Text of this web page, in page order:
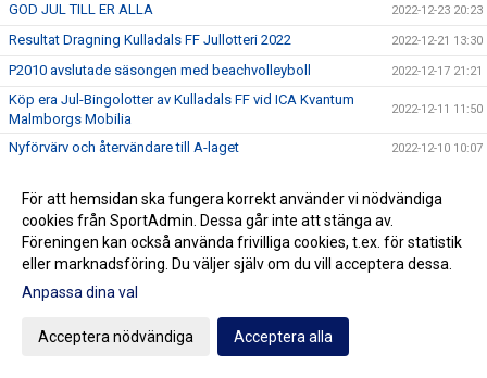
GOD JUL TILL ER ALLA 2022-12-23 20:23
Resultat Dragning Kulladals FF Jullotteri 2022 2022-12-21 13:30
P2010 avslutade säsongen med beachvolleyboll 2022-12-17 21:21
Köp era Jul-Bingolotter av Kulladals FF vid ICA Kvantum
Malmborgs Mobilia
2022-12-11 11:50
Nyförvärv och återvändare till A-laget 2022-12-10 10:07
F09 i final i Olympic Cup 2022-11-21 21:11
Bra cupspel av P2015 2022-11-21 15:07
Mycket bra cupinsats av F2011 2022-11-20 20:59
P07 vann Olympic Cup
Vinterserierna igång
Utdelning från Gräsroten Svenska Spel
För att hemsidan ska fungera korrekt använder vi nödvändiga
cookies från SportAdmin. Dessa går inte att stänga av.
Föreningen kan också använda frivilliga cookies, t.ex. för statistik
eller marknadsföring. Du väljer själv om du vill acceptera dessa.
Anpassa dina val
Acceptera nödvändiga Acceptera alla